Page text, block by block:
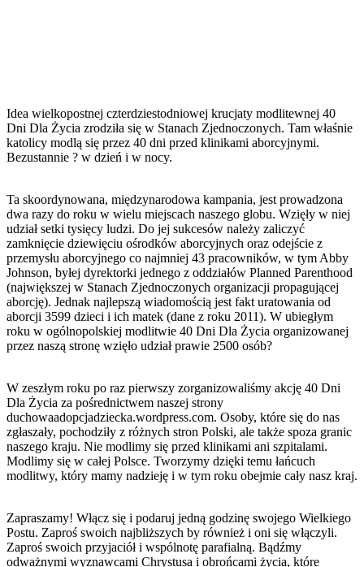
Idea wielkopostnej czterdziestodniowej krucjaty modlitewnej 40
Dni Dla Życia zrodziła się w Stanach Zjednoczonych. Tam właśnie
katolicy modlą się przez 40 dni przed klinikami aborcyjnymi.
Bezustannie ? w dzień i w nocy.
Ta skoordynowana, międzynarodowa kampania, jest prowadzona
dwa razy do roku w wielu miejscach naszego globu. Wzięły w niej
udział setki tysięcy ludzi. Do jej sukcesów należy zaliczyć
zamknięcie dziewięciu ośrodków aborcyjnych oraz odejście z
przemysłu aborcyjnego co najmniej 43 pracowników, w tym Abby
Johnson, byłej dyrektorki jednego z oddziałów Planned Parenthood
(największej w Stanach Zjednoczonych organizacji propagującej
aborcję). Jednak najlepszą wiadomością jest fakt uratowania od
aborcji 3599 dzieci i ich matek (dane z roku 2011). W ubiegłym
roku w ogólnopolskiej modlitwie 40 Dni Dla Życia organizowanej
przez naszą stronę wzięło udział prawie 2500 osób?
W zeszłym roku po raz pierwszy zorganizowaliśmy akcję 40 Dni
Dla Życia za pośrednictwem naszej strony
duchowaadopcjadziecka.wordpress.com. Osoby, które się do nas
zgłaszały, pochodziły z różnych stron Polski, ale także spoza granic
naszego kraju. Nie modlimy się przed klinikami ani szpitalami.
Modlimy się w całej Polsce. Tworzymy dzięki temu łańcuch
modlitwy, który mamy nadzieję i w tym roku obejmie cały nasz kraj.
Zapraszamy! Włącz się i podaruj jedną godzinę swojego Wielkiego
Postu. Zaproś swoich najbliższych by również i oni się włączyli.
Zaproś swoich przyjaciół i wspólnotę parafialną. Bądźmy
odważnymi wyznawcami Chrystusa i obrońcami życia, które